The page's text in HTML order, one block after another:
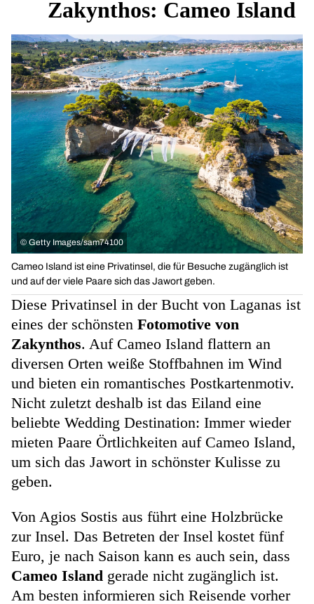
Zakynthos: Cameo Island
© Getty Images/sam74100
Cameo Island ist eine Privatinsel, die für Besuche zugänglich ist
und auf der viele Paare sich das Jawort geben.
Diese Privatinsel in der Bucht von Laganas ist
eines der schönsten Fotomotive von
Zakynthos. Auf Cameo Island flattern an
diversen Orten weiße Stoffbahnen im Wind
und bieten ein romantisches Postkartenmotiv.
Nicht zuletzt deshalb ist das Eiland eine
beliebte Wedding Destination: Immer wieder
mieten Paare Örtlichkeiten auf Cameo Island,
um sich das Jawort in schönster Kulisse zu
geben.
Von Agios Sostis aus führt eine Holzbrücke
zur Insel. Das Betreten der Insel kostet fünf
Euro, je nach Saison kann es auch sein, dass
Cameo Island gerade nicht zugänglich ist.
Am besten informieren sich Reisende vorher